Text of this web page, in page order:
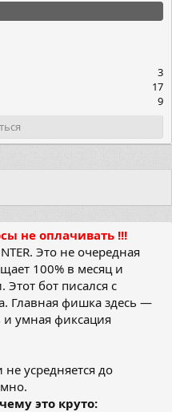
3
17
9
не оплачивать !!!
Это не очередная
100% в месяц и
бот писался с
Главная фишка здесь —
и умная фиксация
усредняется до
это круто: